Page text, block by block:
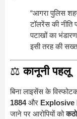
“आगरा पुलिस
टॉलरेंस की नीति
पटाखों का
इसी तरह की सख्त
⚖️कानूनी पहलू
बिना लाइसेंस के
1884और Explosive
जाने पर आरोपियों को